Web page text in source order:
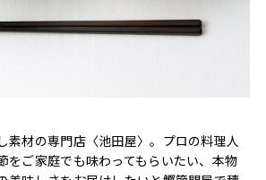
素材の専門店〈池田屋〉。プロの料理人
をご家庭でも味わってもらいたい、本物